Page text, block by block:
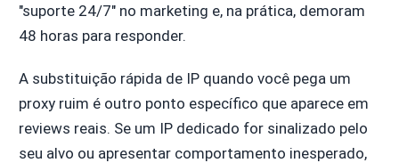
"suporte 24/7" no marketing e, na prática, demoram
48 horas para responder.
A substituição rápida de IP quando você pega um
proxy ruim é outro ponto específico que aparece em
reviews reais. Se um IP dedicado for sinalizado pelo
seu alvo ou apresentar comportamento inesperado,